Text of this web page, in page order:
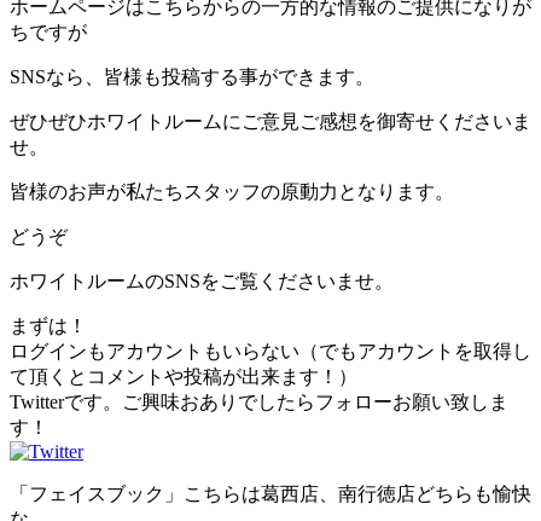
ホームページはこちらからの一方的な情報のご提供になりが
ちですが
SNSなら、皆様も投稿する事ができます。
ぜひぜひホワイトルームにご意見ご感想を御寄せくださいま
せ。
皆様のお声が私たちスタッフの原動力となります。
どうぞ
ホワイトルームのSNSをご覧くださいませ。
まずは！
ログインもアカウントもいらない（でもアカウントを取得し
て頂くとコメントや投稿が出来ます！）
Twitterです。ご興味おありでしたらフォローお願い致しま
す！
「フェイスブック」こちらは葛西店、南行徳店どちらも愉快